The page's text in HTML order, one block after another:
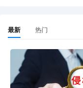
最新 热门